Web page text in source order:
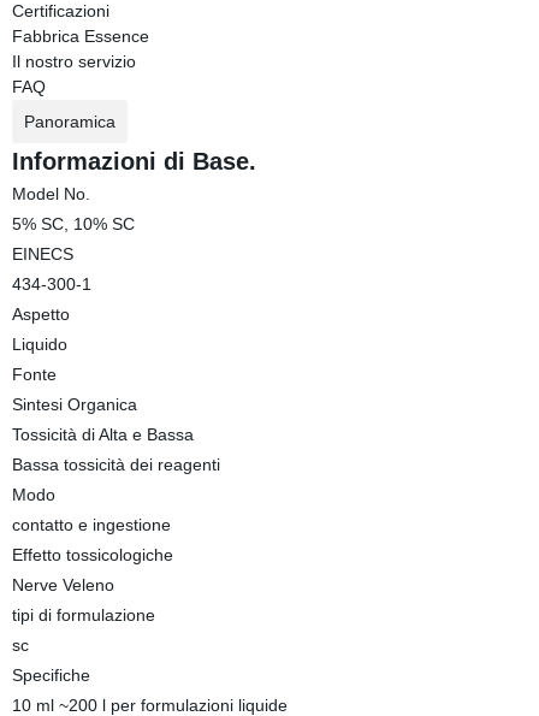
Certificazioni
Fabbrica Essence
Il nostro servizio
FAQ
Panoramica
Informazioni di Base.
Model No.
5% SC, 10% SC
EINECS
434-300-1
Aspetto
Liquido
Fonte
Sintesi Organica
Tossicità di Alta e Bassa
Bassa tossicità dei reagenti
Modo
contatto e ingestione
Effetto tossicologiche
Nerve Veleno
tipi di formulazione
sc
Specifiche
10 ml ~200 l per formulazioni liquide